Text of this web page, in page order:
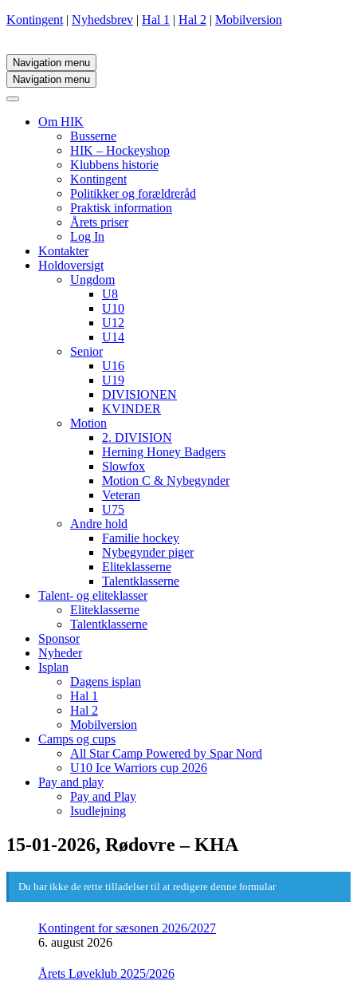
Kontingent | Nyhedsbrev | Hal 1 | Hal 2 | Mobilversion
Navigation menu
Navigation menu
Om HIK
Busserne
HIK – Hockeyshop
Klubbens historie
Kontingent
Politikker og forældreråd
Praktisk information
Årets priser
Log In
Kontakter
Holdoversigt
Ungdom
U8
U10
U12
U14
Senior
U16
U19
DIVISIONEN
KVINDER
Motion
2. DIVISION
Herning Honey Badgers
Slowfox
Motion C & Nybegynder
Veteran
U75
Andre hold
Familie hockey
Nybegynder piger
Eliteklasserne
Talentklasserne
Talent- og eliteklasser
Eliteklasserne
Talentklasserne
Sponsor
Nyheder
Isplan
Dagens isplan
Hal 1
Hal 2
Mobilversion
Camps og cups
All Star Camp Powered by Spar Nord
U10 Ice Warriors cup 2026
Pay and play
Pay and Play
Isudlejning
15-01-2026, Rødovre – KHA
Du har ikke de rette tilladelser til at redigere denne formular
Kontingent for sæsonen 2026/2027
6. august 2026
Årets Løveklub 2025/2026